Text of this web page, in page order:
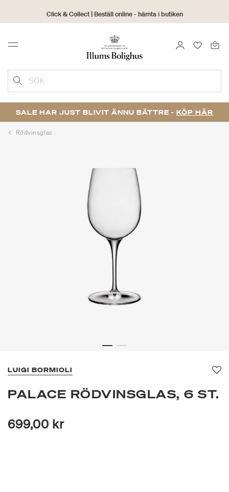
Click & Collect | Beställ online - hämta i butiken
30 dagars returrätt
Menu LOGGA IN
SÖK
SALE HAR JUST BLIVIT ÄNNU BÄTTRE - KÖP HÄR
Rödvinsglas
LUIGI BORMIOLI
PALACE RÖDVINSGLAS, 6 ST.
699,00 kr